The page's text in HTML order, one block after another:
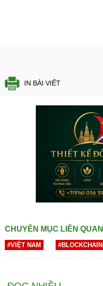
IN BÀI VIẾT
CHUYÊN MỤC LIÊN QUAN
#VIỆT NAM #BLOCKCHAIN